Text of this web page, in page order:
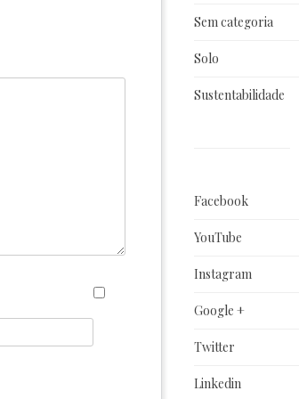
Sem categoria
Solo
Sustentabilidade
Facebook
YouTube
Instagram
Google +
Twitter
Linkedin